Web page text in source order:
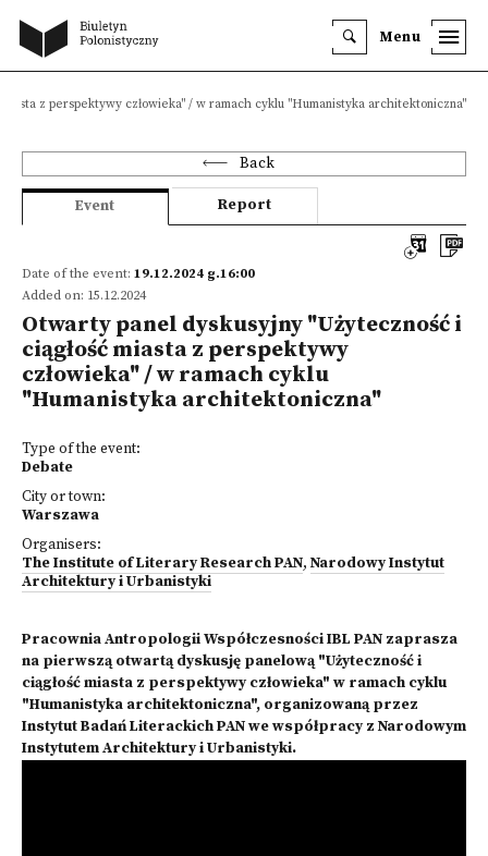
Menu
z perspektywy człowieka" / w ramach cyklu "Humanistyka architektoniczna"
Back
Event Report
Date of the event: 19.12.2024 g.16:00
Added on: 15.12.2024
Otwarty panel dyskusyjny "Użyteczność i
ciągłość miasta z perspektywy
człowieka" / w ramach cyklu
"Humanistyka architektoniczna"
Type of the event:
Debate
City or town:
Warszawa
Organisers:
The Institute of Literary Research PAN, Narodowy Instytut
Architektury i Urbanistyki
Pracownia Antropologii Współczesności IBL PAN zaprasza
na pierwszą otwartą dyskusję panelową "Użyteczność i
ciągłość miasta z perspektywy człowieka" w ramach cyklu
"Humanistyka architektoniczna", organizowaną przez
Instytut Badań Literackich PAN we współpracy z Narodowym
Instytutem Architektury i Urbanistyki.